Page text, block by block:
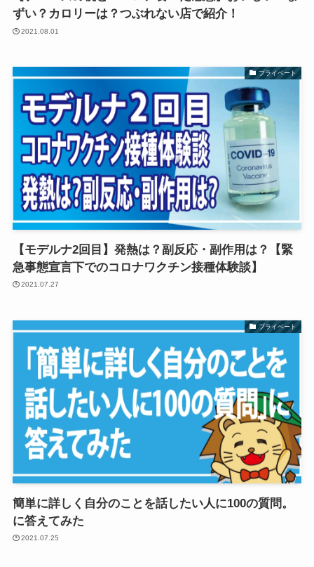
ずい？カロリーは？つぶれない店で紹介！
2021.08.01
プライベート
【モデルナ2回目】発熱は？副反応・副作用は？【緊
急事態宣言下でのコロナワクチン接種体験談】
2021.07.27
プライベート
簡単に詳しく自分のことを話したい人に100の質問。
に答えてみた
2021.07.25